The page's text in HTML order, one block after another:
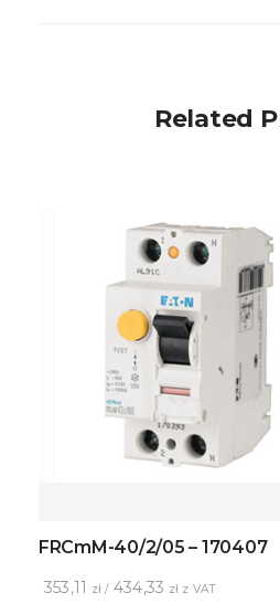
Related
FRCmM-40/2/05 – 170407
353,11 zł / 434,33 zł z VAT